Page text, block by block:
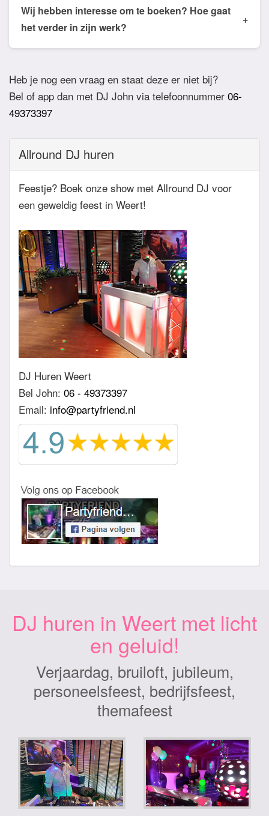
de email of app welke nummers of stijlen jullie niet
willen horen. De DJ houdt daar dan rekening mee.
Wij hebben interesse om te boeken? Hoe gaat
het verder in zijn werk?
+
zodat het feest definitief geboekt is. Wij vragen
overigens geen aanbetaling. Tegen die dat het
feest eraan komt zullen we nog even contact
hebben betreft de muziekwensen en de planning
van de avond. Daarnaast zijn wij altijd bereikbaar
zowel telefonisch, via e-mail of de app.
Heb je nog een vraag en staat deze er niet bij?
Bel of app dan met DJ John via telefoonnummer 06-
49373397
Allround DJ huren
Feestje? Boek onze show met Allround DJ voor
een geweldig feest in Weert!
DJ Huren Weert
Bel John: 06 - 49373397
Email: info@partyfriend.nl
DJ huren in Weert met licht
en geluid!
Verjaardag, bruiloft, jubileum,
personeelsfeest, bedrijfsfeest,
themafeest